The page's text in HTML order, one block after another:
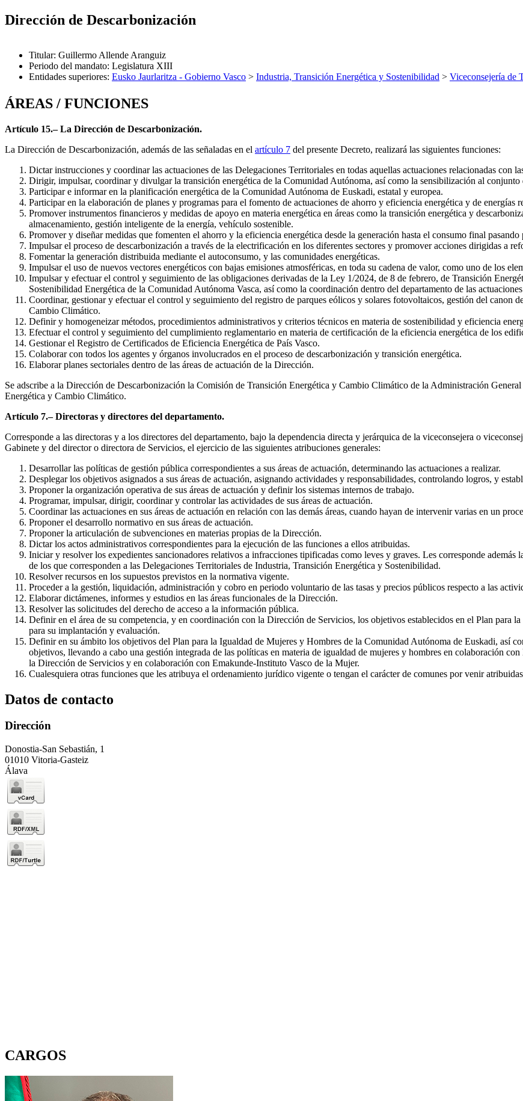
Dirección de Descarbonización
Titular: Guillermo Allende Aranguiz
Periodo del mandato: Legislatura XIII
Entidades superiores: Eusko Jaurlaritza - Gobierno Vasco > Industria, Transición Energética y Sostenibilidad > Viceconsejería de
ÁREAS / FUNCIONES
Artículo 15.– La Dirección de Descarbonización.
La Dirección de Descarbonización, además de las señaladas en el artículo 7 del presente Decreto, realizará las siguientes funciones:
Dictar instrucciones y coordinar las actuaciones de las Delegaciones Territoriales en todas aquellas actuaciones relacionadas con
Dirigir, impulsar, coordinar y divulgar la transición energética de la Comunidad Autónoma, así como la sensibilización al conjunto
Participar e informar en la planificación energética de la Comunidad Autónoma de Euskadi, estatal y europea.
Participar en la elaboración de planes y programas para el fomento de actuaciones de ahorro y eficiencia energética y de energías
Promover instrumentos financieros y medidas de apoyo en materia energética en áreas como la transición energética y
almacenamiento, gestión inteligente de la energía, vehículo sostenible.
Promover y diseñar medidas que fomenten el ahorro y la eficiencia energética desde la generación hasta el consumo final
Impulsar el proceso de descarbonización a través de la electrificación en los diferentes sectores y promover acciones dirigidas a
Fomentar la generación distribuida mediante el autoconsumo, y las comunidades energéticas.
Impulsar el uso de nuevos vectores energéticos con bajas emisiones atmosféricas, en toda su cadena de valor, como uno de los
Impulsar y efectuar el control y seguimiento de las obligaciones derivadas de la Ley 1/2024, de 8 de febrero, de Transición
Sostenibilidad Energética de la Comunidad Autónoma Vasca, así como la coordinación dentro del departamento de las
Coordinar, gestionar y efectuar el control y seguimiento del registro de parques eólicos y solares fotovoltaicos, gestión del canon
Cambio Climático.
Definir y homogeneizar métodos, procedimientos administrativos y criterios técnicos en materia de sostenibilidad y eficiencia
Efectuar el control y seguimiento del cumplimiento reglamentario en materia de certificación de la eficiencia energética de los
Gestionar el Registro de Certificados de Eficiencia Energética de País Vasco.
Colaborar con todos los agentes y órganos involucrados en el proceso de descarbonización y transición energética.
Elaborar planes sectoriales dentro de las áreas de actuación de la Dirección.
Se adscribe a la Dirección de Descarbonización la Comisión de Transición Energética y Cambio Climático de la Administración
Energética y Cambio Climático.
Artículo 7.– Directoras y directores del departamento.
Corresponde a las directoras y a los directores del departamento, bajo la dependencia directa y jerárquica de la viceconsejera o
Gabinete y del director o directora de Servicios, el ejercicio de las siguientes atribuciones generales:
Desarrollar las políticas de gestión pública correspondientes a sus áreas de actuación, determinando las actuaciones a realizar.
Desplegar los objetivos asignados a sus áreas de actuación, asignando actividades y responsabilidades, controlando logros, y
Proponer la organización operativa de sus áreas de actuación y definir los sistemas internos de trabajo.
Programar, impulsar, dirigir, coordinar y controlar las actividades de sus áreas de actuación.
Coordinar las actuaciones en sus áreas de actuación en relación con las demás áreas, cuando hayan de intervenir varias en un
Proponer el desarrollo normativo en sus áreas de actuación.
Proponer la articulación de subvenciones en materias propias de la Dirección.
Dictar los actos administrativos correspondientes para la ejecución de las funciones a ellos atribuidas.
Iniciar y resolver los expedientes sancionadores relativos a infracciones tipificadas como leves y graves. Les corresponde
de los que corresponden a las Delegaciones Territoriales de Industria, Transición Energética y Sostenibilidad.
Resolver recursos en los supuestos previstos en la normativa vigente.
Proceder a la gestión, liquidación, administración y cobro en periodo voluntario de las tasas y precios públicos respecto a las
Elaborar dictámenes, informes y estudios en las áreas funcionales de la Dirección.
Resolver las solicitudes del derecho de acceso a la información pública.
Definir en el área de su competencia, y en coordinación con la Dirección de Servicios, los objetivos establecidos en el Plan para
para su implantación y evaluación.
Definir en su ámbito los objetivos del Plan para la Igualdad de Mujeres y Hombres de la Comunidad Autónoma de Euskadi, así
objetivos, llevando a cabo una gestión integrada de las políticas en materia de igualdad de mujeres y hombres en colaboración
la Dirección de Servicios y en colaboración con Emakunde-Instituto Vasco de la Mujer.
Cualesquiera otras funciones que les atribuya el ordenamiento jurídico vigente o tengan el carácter de comunes por venir
Datos de contacto
Dirección
Donostia-San Sebastián, 1
01010 Vitoria-Gasteiz
Álava
CARGOS